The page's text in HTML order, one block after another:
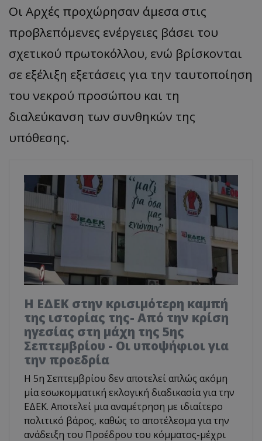
Οι Αρχές προχώρησαν άμεσα στις
προβλεπόμενες ενέργειες βάσει του
σχετικού πρωτοκόλλου, ενώ βρίσκονται
σε εξέλιξη εξετάσεις για την ταυτοποίηση
του νεκρού προσώπου και τη
διαλεύκανση των συνθηκών της
υπόθεσης.
Η ΕΔΕΚ στην κρισιμότερη καμπή
της ιστορίας της- Από την κρίση
ηγεσίας στη μάχη της 5ης
Σεπτεμβρίου - Οι υποψήφιοι για
την προεδρία
Η 5η Σεπτεμβρίου δεν αποτελεί απλώς ακόμη
μία εσωκομματική εκλογική διαδικασία για την
ΕΔΕΚ. Αποτελεί μια αναμέτρηση με ιδιαίτερο
πολιτικό βάρος, καθώς το αποτέλεσμα για την
ανάδειξη του Προέδρου του κόμματος-μέχρι